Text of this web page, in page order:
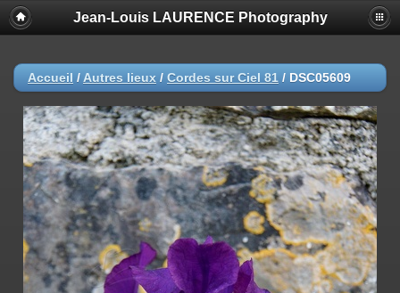
Jean-Louis LAURENCE Photography
Accueil / Autres lieux / Cordes sur Ciel 81 / DSC05609